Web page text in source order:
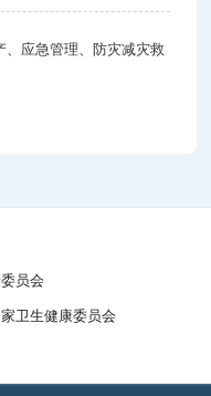
、应急管理、防灾减灾救
员会
卫生健康委员会